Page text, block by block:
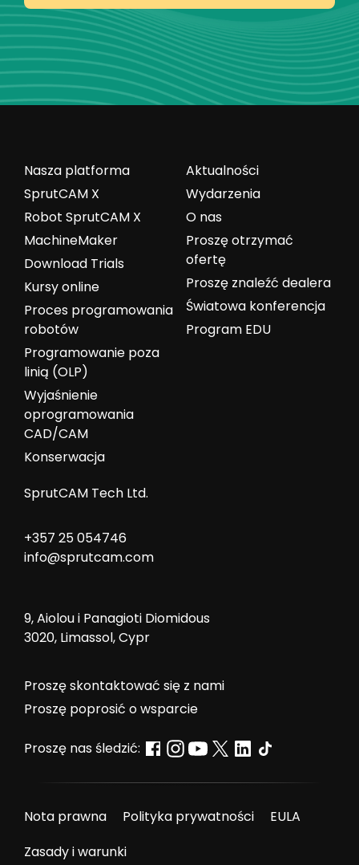
Aktualności
Wydarzenia
O nas
Proszę otrzymać
ofertę
Proszę znaleźć dealera
Światowa konferencja
Program EDU
Nasza platforma
SprutCAM X
Robot SprutCAM X
MachineMaker
Download Trials
Kursy online
Proces programowania
robotów
Programowanie poza
linią (OLP)
Wyjaśnienie
oprogramowania
CAD/CAM
Konserwacja
SprutCAM Tech Ltd.
+357 25 054746
info@sprutcam.com
9, Aiolou i Panagioti Diomidous
3020, Limassol, Cypr
Proszę skontaktować się z nami
Proszę poprosić o wsparcie
Proszę nas śledzić:
Nota prawna Polityka prywatności
EULA
Zasady i warunki